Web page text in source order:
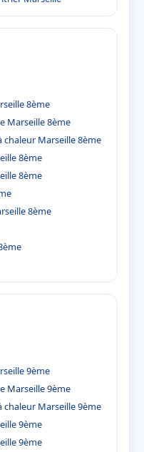
8ème
Marseille 8ème
chaleur Marseille 8ème
8ème
8ème
8ème
9ème
Marseille 9ème
chaleur Marseille 9ème
9ème
9ème